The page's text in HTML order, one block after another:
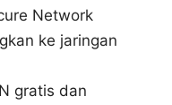
Network
ke jaringan
gratis dan